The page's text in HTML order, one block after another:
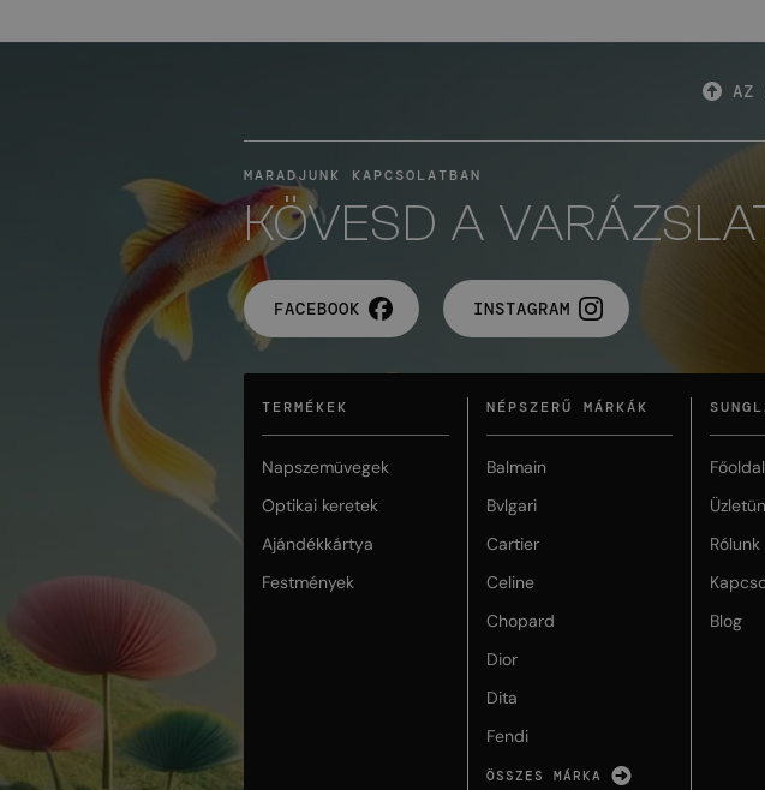
AZ
MARADJUNK KAPCSOLATBAN
KÖVESD A
FACEBOOK INSTAGRAM
TERMÉKEK
Napszemüvegek
Optikai keretek
Ajándékkártya
Festmények
NÉPSZERŰ MÁRKÁK
Balmain
Bvlgari
Cartier
Celine
Chopard
Dior
Dita
Fendi
ÖSSZES MÁRKA
Főoldal
Rólunk
Blog